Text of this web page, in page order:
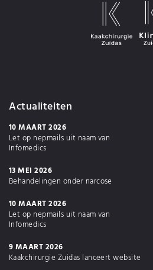
Actualiteiten
10 MAART 2026
Let op nepmails uit naam van
Infomedics
13 MEI 2026
Behandelingen onder narcose
10 MAART 2026
Let op nepmails uit naam van
Infomedics
9 MAART 2026
Kaakchirurgie Zuidas lanceert website